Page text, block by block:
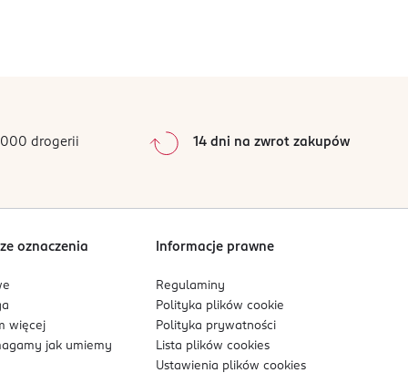
drogerii 14 dni na zwrot zakupów
oznaczenia
więcej
jak umiemy
Informacje prawne
Regulaminy
Polityka plikówcookie
Polityka prywatności
Lista plikówcookies
Ustawienia plikówcookies